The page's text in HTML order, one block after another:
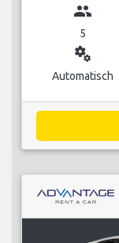
group
5
miscellaneous_services
Automatisch